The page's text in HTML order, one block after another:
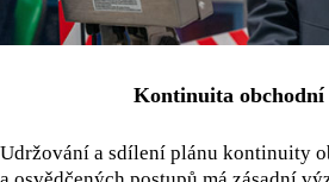
Kontinuita obchodní
Udržování a sdílení plánu kontinuity